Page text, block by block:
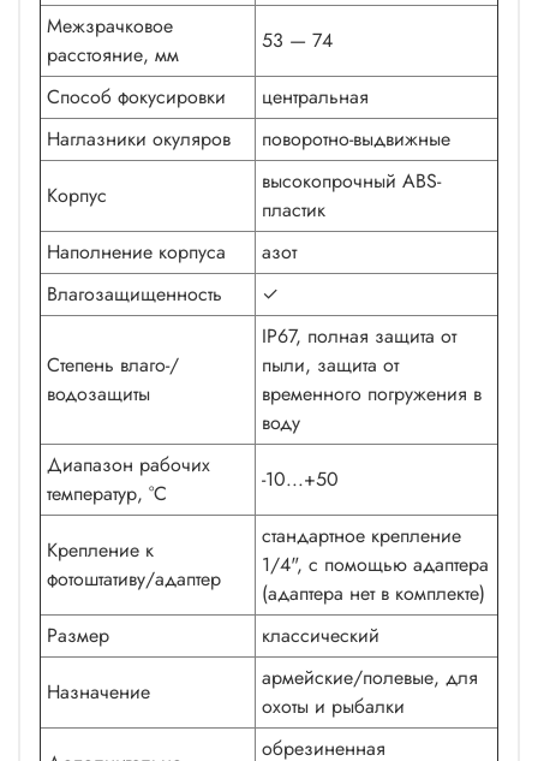
Межзрачковое
расстояние, мм
53 — 74
Способ фокусировки
центральная
Наглазники окуляров
поворотно-выдвижные
Корпус
высокопрочный ABS-
пластик
Наполнение корпуса
азот
Влагозащищенность
✓
Степень влаго-/
водозащиты
IP67, полная защита от
пыли, защита от
временного погружения в
воду
Диапазон рабочих
температур, °С
-10...+50
Крепление к
фотоштативу/адаптер
стандартное крепление
1/4", с помощью адаптера
(адаптера нет в комплекте)
Размер
классический
Назначение
армейские/полевые, для
охоты и рыбалки
обрезиненная